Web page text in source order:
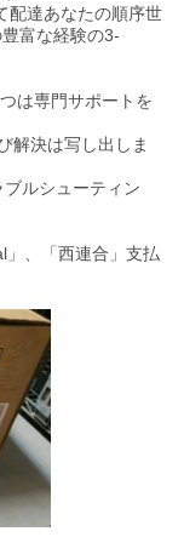
配達あなたの順序世
富な経験の3-
は専門サポートを
解決は写し出しま
ルシューティン
」、「西連合」支払